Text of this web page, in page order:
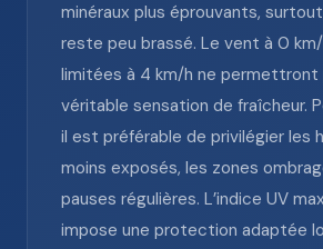
minéraux plus éprouvants, surtout
reste peu brassé. Le vent à 0
limitées à 4 km/h ne permettront
véritable sensation de fraîcheur.
il est préférable de privilégier les
moins exposés, les zones
pauses régulières. L’indice UV
impose une protection adaptée